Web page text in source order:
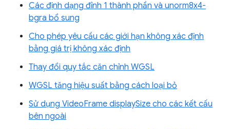
Các định dạng đỉnh 1 thành phần và unorm8x4-
bgra bổ sung
Cho phép yêu cầu các giới hạn không xác định
bằng giá trị không xác định
Thay đổi quy tắc căn chỉnh WGSL
WGSL tăng hiệu suất bằng cách loại bỏ
Sử dụng VideoFrame displaySize cho các kết cấu
bên ngoài